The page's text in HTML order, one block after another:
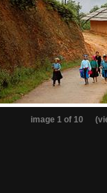
image 1 of 10